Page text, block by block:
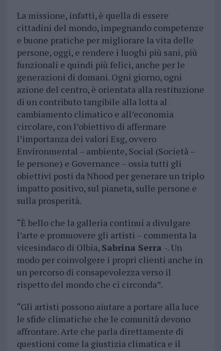
La missione, infatti, è quella di essere
cittadini del mondo, impegnando competenze
e buone pratiche per migliorare la vita delle
persone, oggi, e rendere i luoghi più sani, più
funzionali e quindi più felici, anche per le
generazioni di domani. Ogni giorno, ogni
azione del centro, è orientata alla restituzione
di un contributo tangibile alla lotta al
cambiamento climatico e all’economia
circolare, con l’obiettivo di affermare
l’importanza dei valori Esg, ovvero
Environmental – ambiente, Social (Società –
le persone) e Governance – ossia tutti gli
obiettivi posti da Nhood per generare un triplo
impatto positivo, sul pianeta, sulle persone e
sulla prosperità.
“È bello che la galleria continui a divulgare
l’arte e promuovere gli artisti – commenta la
vicesindaco di Olbia, Sabrina Serra -. Un
modo per coinvolgere i propri clienti anche in
un percorso di consapevolezza verso il
rispetto del mondo che ci circonda”.
“Gli artisti possono aiutare a portare alla luce
le sfide climatiche che le comunità devono
affrontare. Arte che parla direttamente di
questioni come la giustizia climatica e il